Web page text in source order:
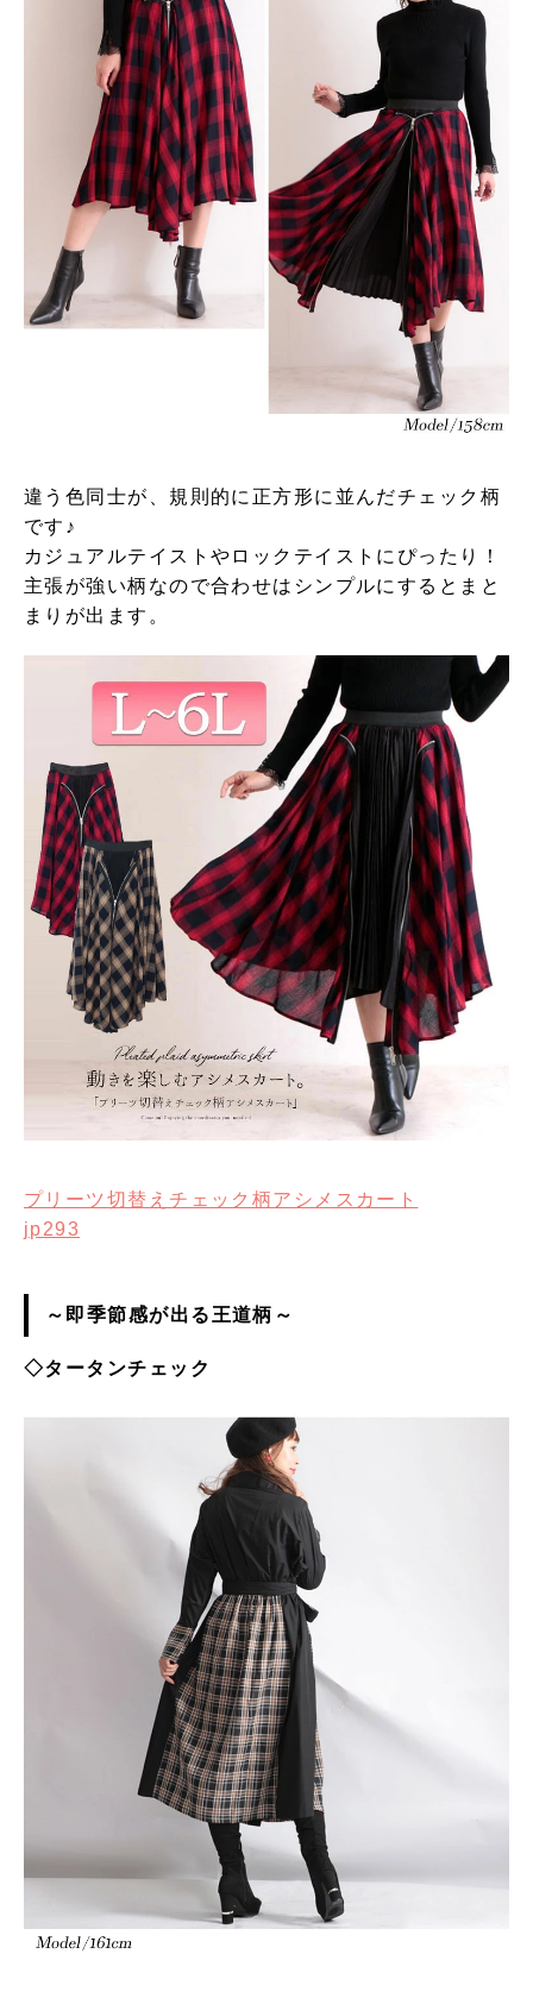
違う色同士が、規則的に正方形に並んだチェック柄
です♪
カジュアルテイストやロックテイストにぴったり！
主張が強い柄なので合わせはシンプルにするとまと
まりが出ます。
プリーツ切替えチェック柄アシメスカート
jp293
～即季節感が出る王道柄～
◇タータンチェック